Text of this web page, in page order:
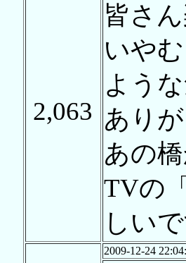
2,063
皆さ
いや
よう
あり
あの
TVの
しいで
2009-12-24